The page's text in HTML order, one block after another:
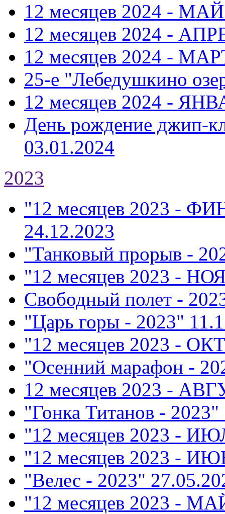
12 месяцев 2024 - МАЙ
12 месяцев 2024 -
12 месяцев 2024 -
25-е "Лебедушкино
12 месяцев 2024 -
День рождение джип-
03.01.2024
2023
"12 месяцев 2023 -
24.12.2023
"Танковый прорыв -
"12 месяцев 2023 -
Свободный полет -
"Царь горы - 2023"
"12 месяцев 2023 -
"Осенний марафон -
12 месяцев 2023 -
"Гонка Титанов - 2023"
"12 месяцев 2023 -
"12 месяцев 2023 -
"Велес - 2023"
"12 месяцев 2023 -